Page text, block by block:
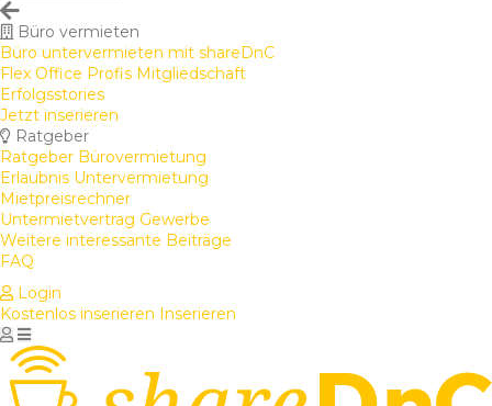
Büro vermieten
Büro untervermieten mit shareDnC
Flex Office Profis Mitgliedschaft
Erfolgsstories
Jetzt inserieren
Ratgeber
Ratgeber Bürovermietung
Erlaubnis Untervermietung
Mietpreisrechner
Untermietvertrag Gewerbe
Weitere interessante Beiträge
FAQ
Login
Kostenlos inserieren Inserieren